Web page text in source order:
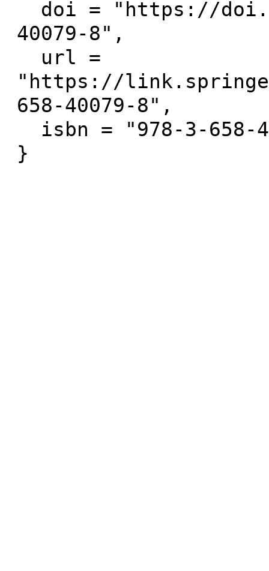
40079-8",
"https://
658-40079-8",